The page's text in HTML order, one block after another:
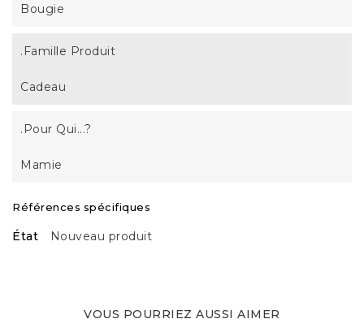
Bougie
.Famille Produit
Cadeau
.Pour Qui...?
Mamie
Références spécifiques
État Nouveau produit
VOUS POURRIEZ AUSSI AIMER